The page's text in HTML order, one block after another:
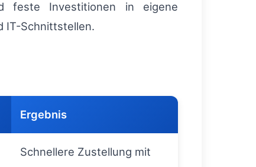
feste Investitionen in eigene
IT-Schnittstellen.
Ergebnis
Schnellere Zustellung mit